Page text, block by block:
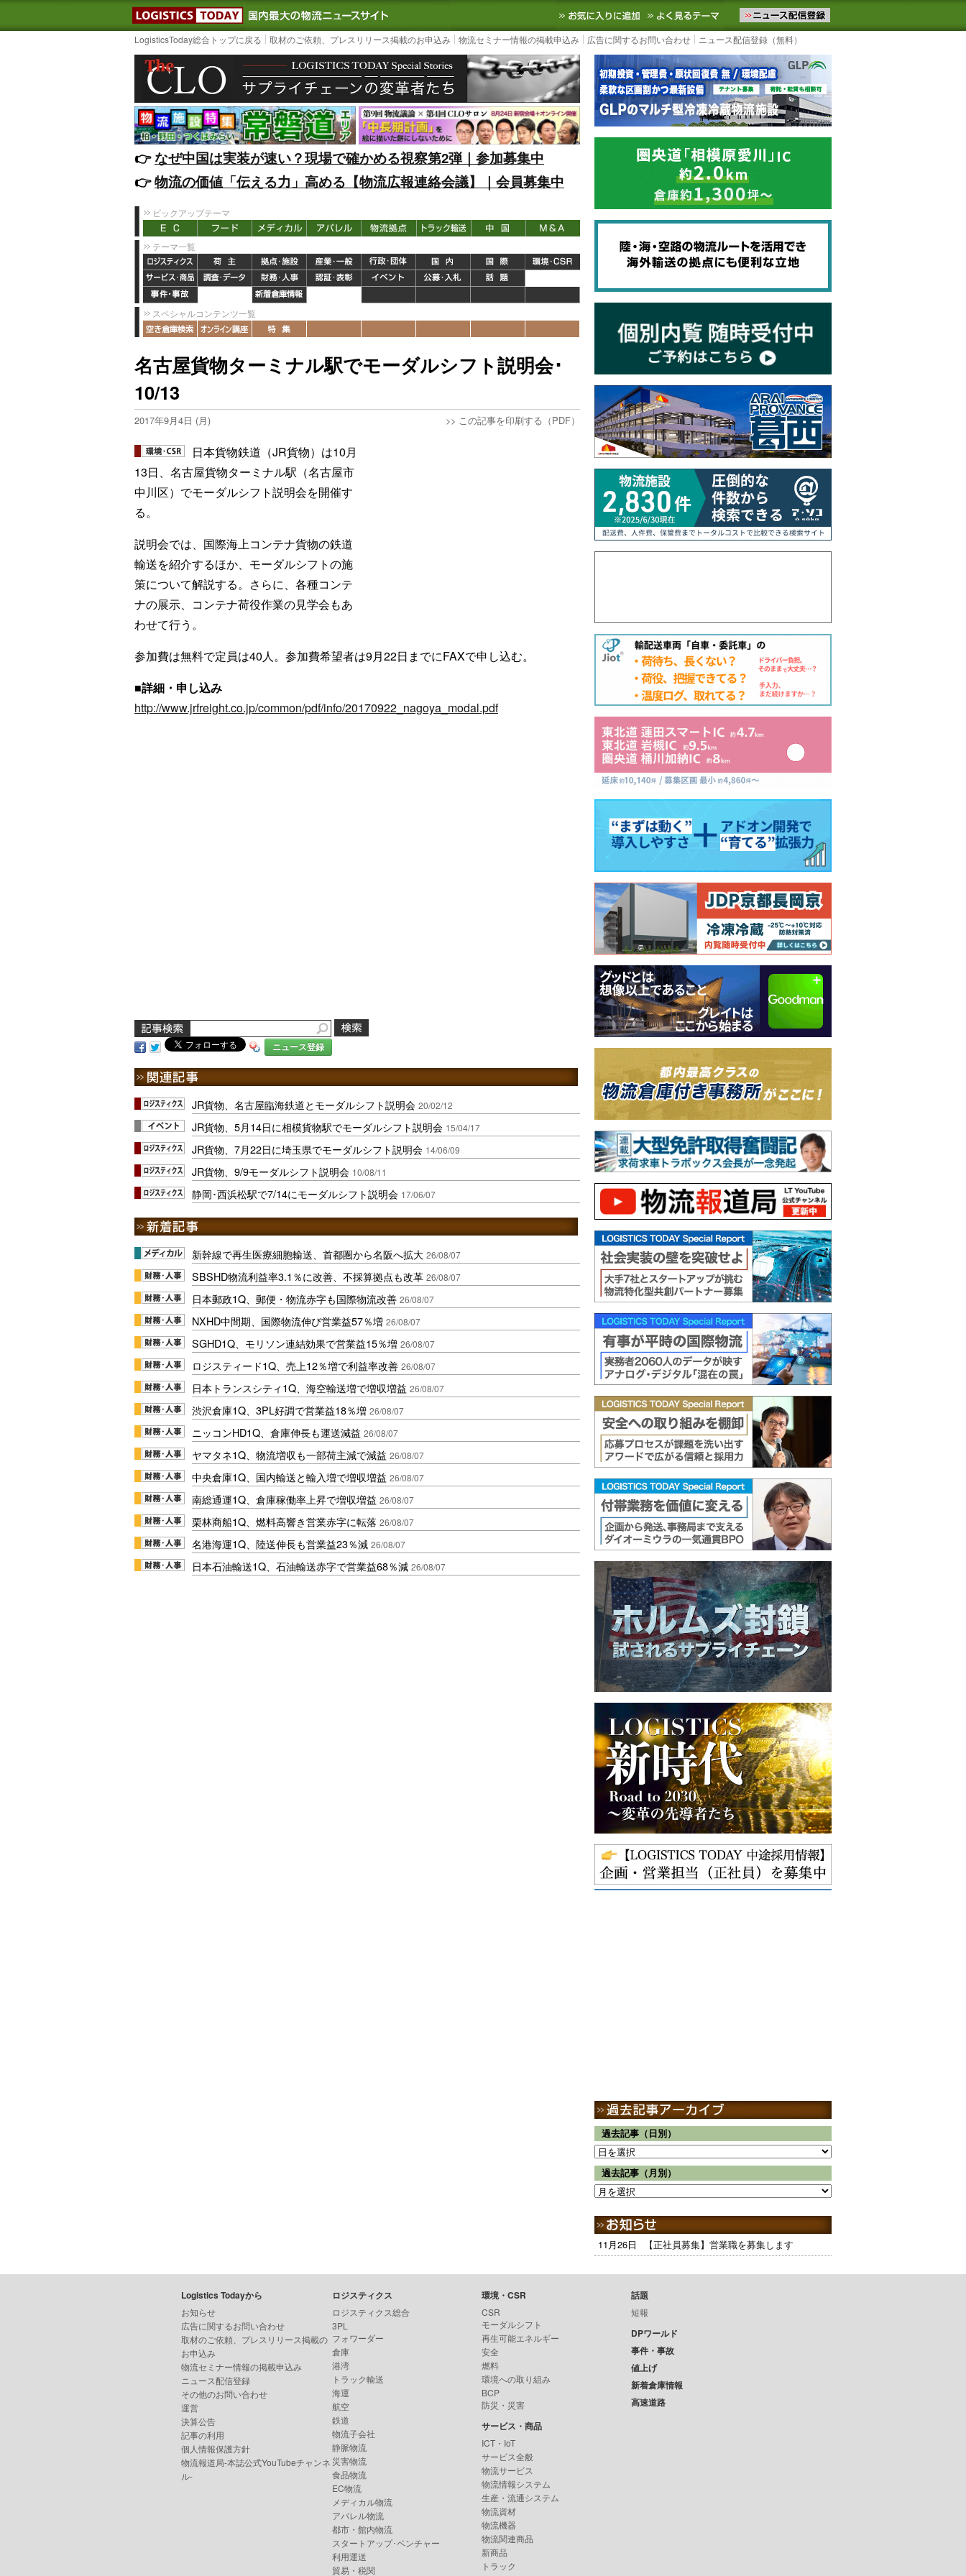
LOGISTICS TODAY｜国内最大の物流ニュースサイト3PL, SCMなど国内外の最新の物流ニュースをお届けします。物流ニュースメール配信を登録す
お気に入りに追加 よく見るテーマ
LogisticsToday総合トップに戻る 取材のご依頼、プレスリリース掲載のお申込み 物流セミナー情報の掲載申込み 広告に関するお問い合わせ ニュース配信登録（無料）
👉️なぜ中国は実装が速い？現場で確かめる視察第2弾｜参加募集中
👉️物流の価値「伝える力」高める【物流広報連絡会議】｜会員募集中
ピックアップテーマ
テーマ一覧
スペシャルコンテンツ一覧
名古屋貨物ターミナル駅でモーダルシフト説明会･
10/13
2017年9月4日 (月) >> この記事を印刷する（PDF）
日本貨物鉄道（JR貨物）は10月
13日、名古屋貨物ターミナル駅（名古屋市
中川区）でモーダルシフト説明会を開催す
る。
説明会では、国際海上コンテナ貨物の鉄道
輸送を紹介するほか、モーダルシフトの施
策について解説する。さらに、各種コンテ
ナの展示、コンテナ荷役作業の見学会もあ
わせて行う。
参加費は無料で定員は40人。参加費希望者は9月22日までにFAXで申し込む。
■詳細・申し込み
http://www.jrfreight.co.jp/common/pdf/info/20170922_nagoya_modal.pdf
ニュース登録
JR貨物、名古屋臨海鉄道とモーダルシフト説明会 20/02/12
JR貨物、5月14日に相模貨物駅でモーダルシフト説明会 15/04/17
JR貨物、7月22日に埼玉県でモーダルシフト説明会 14/06/09
JR貨物、9/9モーダルシフト説明会 10/08/11
静岡･西浜松駅で7/14にモーダルシフト説明会 17/06/07
新幹線で再生医療細胞輸送、首都圏から名阪へ拡大 26/08/07
SBSHD物流利益率3.1％に改善、不採算拠点も改革 26/08/07
日本郵政1Q、郵便・物流赤字も国際物流改善 26/08/07
NXHD中間期、国際物流伸び営業益57％増 26/08/07
SGHD1Q、モリソン連結効果で営業益15％増 26/08/07
ロジスティード1Q、売上12％増で利益率改善 26/08/07
日本トランスシティ1Q、海空輸送増で増収増益 26/08/07
渋沢倉庫1Q、3PL好調で営業益18％増 26/08/07
ニッコンHD1Q、倉庫伸長も運送減益 26/08/07
ヤマタネ1Q、物流増収も一部荷主減で減益 26/08/07
中央倉庫1Q、国内輸送と輸入増で増収増益 26/08/07
南総通運1Q、倉庫稼働率上昇で増収増益 26/08/07
栗林商船1Q、燃料高響き営業赤字に転落 26/08/07
名港海運1Q、陸送伸長も営業益23％減 26/08/07
日本石油輸送1Q、石油輸送赤字で営業益68％減 26/08/07
過去記事（日別）
過去記事（月別）
11月26日 【正社員募集】営業職を募集します
Logistics Todayから
お知らせ
広告に関するお問い合わせ
取材のご依頼、プレスリリース掲載の
お申込み
物流セミナー情報の掲載申込み
ニュース配信登録
その他のお問い合わせ
運営
決算公告
記事の利用
個人情報保護方針
物流報道局-本誌公式YouTubeチャンネ
ル-
ロジスティクス
ロジスティクス総合
3PL
フォワーダー
倉庫
港湾
トラック輸送
海運
航空
鉄道
物流子会社
静脈物流
災害物流
食品物流
EC物流
メディカル物流
アパレル物流
都市・館内物流
スタートアップ･ベンチャー
利用運送
貿易・税関
環境・CSR
CSR
モーダルシフト
再生可能エネルギー
安全
燃料
環境への取り組み
BCP
防災・災害
サービス・商品
ICT・IoT
サービス全般
物流サービス
物流情報システム
生産・流通システム
物流資材
物流機器
物流関連商品
新商品
トラック
話題
短報
DPワールド
事件・事故
値上げ
新着倉庫情報
高速道路